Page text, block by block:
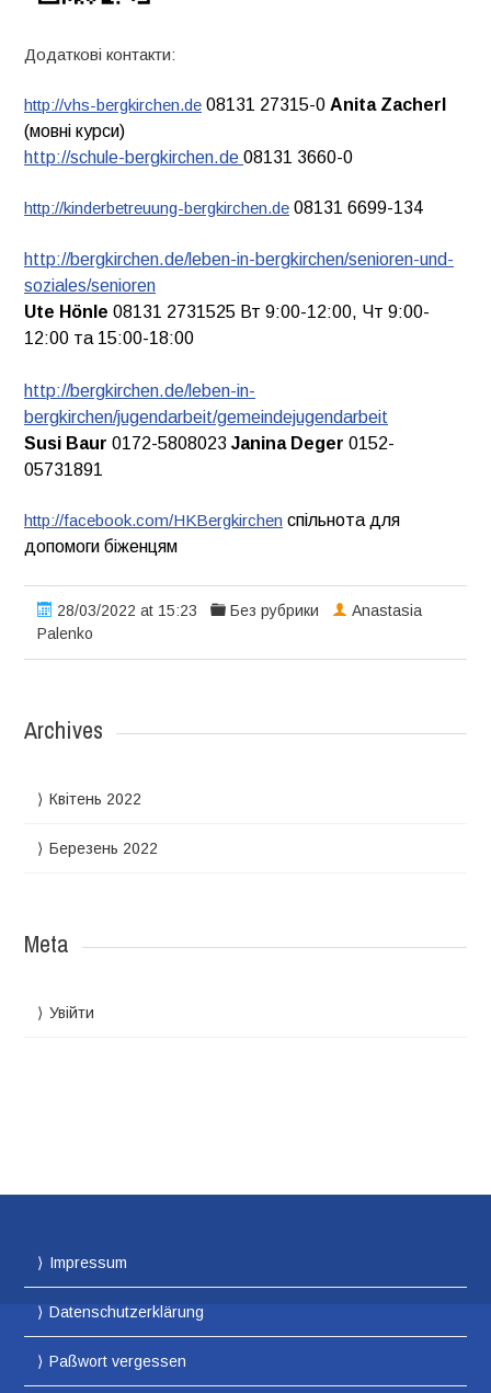
Додаткові контакти:
http://vhs-bergkirchen.de 08131 27315-0Anita Zacherl
(мовні курси)
http://schule-bergkirchen.de08131 3660-0
http://kinderbetreuung-bergkirchen.de 08131 6699-134
http://bergkirchen.de/leben-in-bergkirchen/senioren-und-
soziales/senioren
Ute Hönle 08131 2731525 Вт 9:00-12:00, Чт 9:00-
12:00 та 15:00-18:00
http://bergkirchen.de/leben-in-
bergkirchen/jugendarbeit/gemeindejugendarbeit
Susi Baur 0172-5808023Janina Deger 0152-
05731891
http://facebook.com/HKBergkirchen спільнота для
допомоги біженцям
28/03/2022 at 15:23 Без рубрики
Anastasia
Palenko
Archives
Квітень 2022
Березень 2022
Meta
Увійти
Impressum
Datenschutzerklärung
Paßwort vergessen